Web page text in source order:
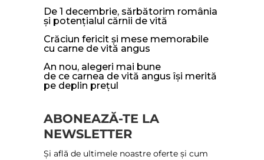
de 1 decembrie, sărbătorim românia
și potențialul cărnii de vită
crăciun fericit și mese memorabile
cu carne de vită angus
an nou, alegeri mai bune
de ce carnea de vită angus își merită
pe deplin prețul
ABONEAZĂ-TE LA
NEWSLETTER
Și află de ultimele noastre oferte și cum